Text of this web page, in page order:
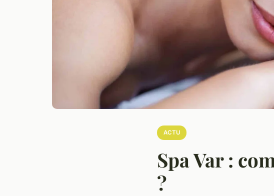
ACTU
Spa Var :
?